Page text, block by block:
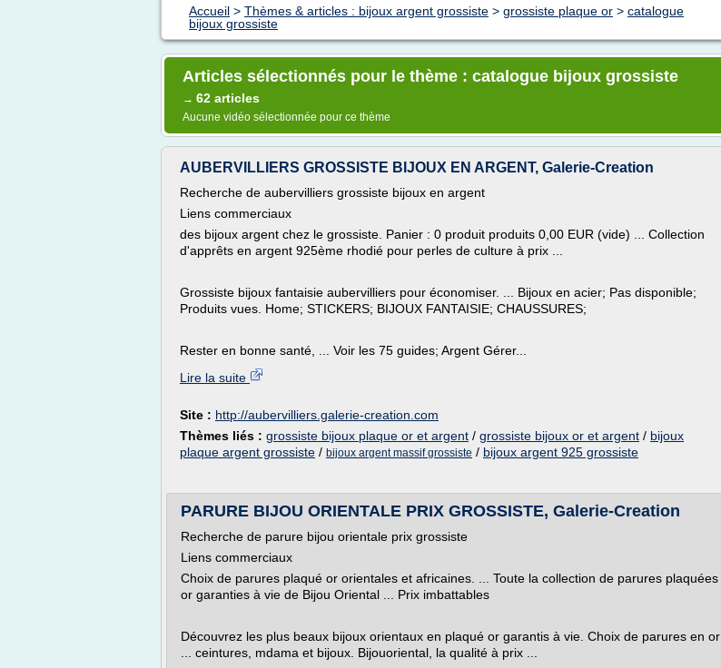
Accueil > Thèmes & articles : bijoux argent grossiste > grossiste plaque or > catalogue
bijoux grossiste
Articles sélectionnés pour le thème : catalogue bijoux grossiste
→ 62 articles
Aucune vidéo sélectionnée pour ce thème
AUBERVILLIERS GROSSISTE BIJOUX EN ARGENT, Galerie-Creation
Recherche de aubervilliers grossiste bijoux en argent
Liens commerciaux
des bijoux argent chez le grossiste. Panier : 0 produit produits 0,00 EUR (vide) ... Collection
d'apprêts en argent 925ème rhodié pour perles de culture à prix ...
Grossiste bijoux fantaisie aubervilliers pour économiser. ... Bijoux en acier; Pas disponible;
Produits vues. Home; STICKERS; BIJOUX FANTAISIE; CHAUSSURES;
Rester en bonne santé, ... Voir les 75 guides; Argent Gérer...
Lire la suite
Site : http://aubervilliers.galerie-creation.com
Thèmes liés : grossiste bijoux plaque or et argent / grossiste bijoux or et argent / bijoux
plaque argent grossiste / bijoux argent massif grossiste / bijoux argent 925 grossiste
PARURE BIJOU ORIENTALE PRIX GROSSISTE, Galerie-Creation
Recherche de parure bijou orientale prix grossiste
Liens commerciaux
Choix de parures plaqué or orientales et africaines. ... Toute la collection de parures plaquées
or garanties à vie de Bijou Oriental ... Prix imbattables
Découvrez les plus beaux bijoux orientaux en plaqué or garantis à vie. Choix de parures en or
... ceintures, mdama et bijoux. Bijouoriental, la qualité à prix ...